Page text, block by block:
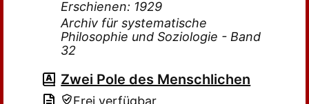
Erschienen: 1929
Archiv für systematische
Philosophie und Soziologie - Band
32
Zwei Pole des Menschlichen
Frei verfügbar